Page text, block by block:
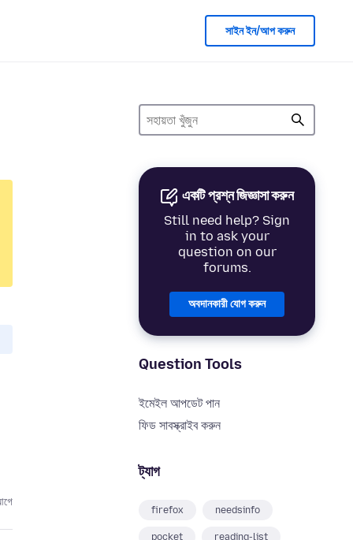
সাইন ইন/আপ করুন
একটি প্রশ্ন জিজ্ঞাসা করুন
Still need help? Sign
in to ask your
question on our
forums.
অবদানকারী যোগ করুন
Question Tools
ইমেইল আপডেট পান
ফিড সাবস্ক্রাইব করুন
ট্যাগ
firefox needsinfo
pocket reading-list